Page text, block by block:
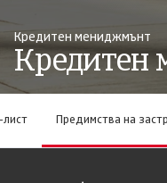
Кредитен мениджмънт
Кредитен
Предимства на